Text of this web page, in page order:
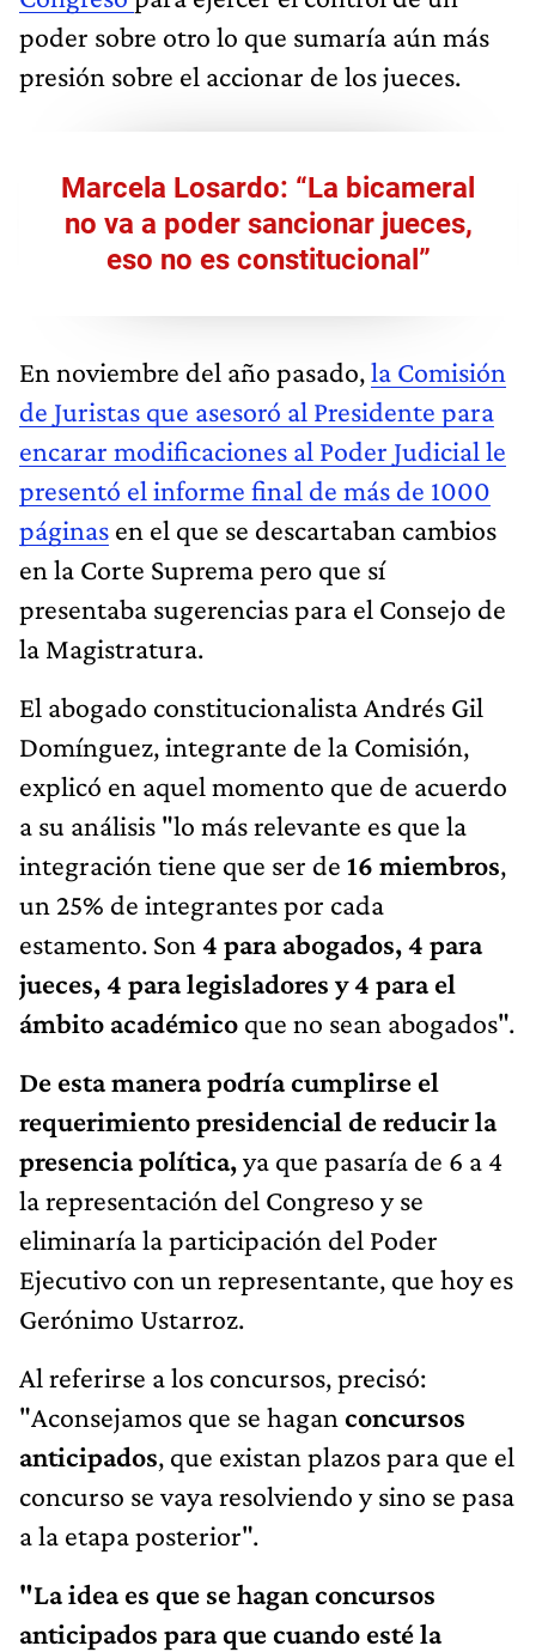
poder sobre otro lo que sumaría aún más
presión sobre el accionar de los jueces.
Marcela Losardo: “La bicameral
no va a poder sancionar jueces,
eso no es constitucional”
En noviembre del año pasado,la Comisión
de Juristas que asesoró al Presidente para
encarar modificaciones al Poder Judicial le
presentó el informe final de más de 1000
páginas en el que se descartaban cambios
en la Corte Suprema pero que sí
presentaba sugerencias para el Consejo de
la Magistratura.
El abogado constitucionalista Andrés Gil
Domínguez, integrante de la Comisión,
explicó en aquel momento que de acuerdo
a su análisis "lo más relevante es que la
integración tiene que ser de 16 miembros,
un 25% de integrantes por cada
estamento. Son 4 para abogados, 4 para
jueces, 4 para legisladores y 4 para el
ámbito académico que no sean abogados".
De esta manera podría cumplirse el
requerimiento presidencial de reducir la
presencia política,ya que pasaría de 6 a 4
la representación del Congreso y se
eliminaría la participación del Poder
Ejecutivo con un representante, que hoy es
Gerónimo Ustarroz.
Al referirse a los concursos, precisó:
"Aconsejamos que se hagan concursos
anticipados, que existan plazos para que el
concurso se vaya resolviendo y sino se pasa
a la etapa posterior".
"La idea es que se hagan concursos
anticipados para que cuando esté la